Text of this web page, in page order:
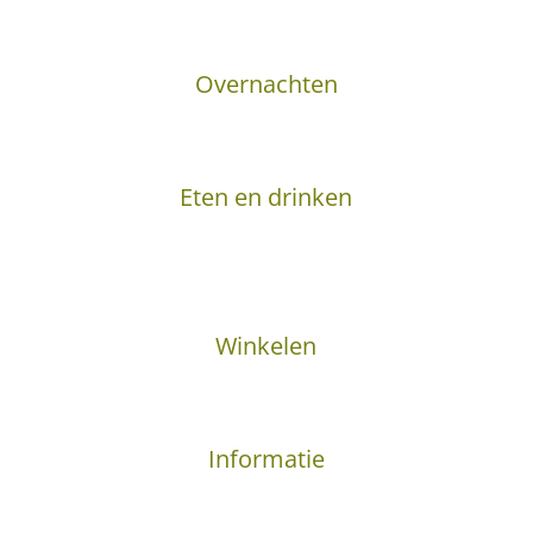
Overnachten
Eten en drinken
Winkelen
Informatie